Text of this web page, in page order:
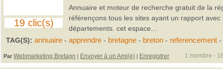
19 clic(s)
Annuaire et moteur de recherche gratuit de la
référençons tous les sites ayant un rapport
départements. cet espace...
TAG(S): annuaire - apprendre - bretagne - breton - referencement -
Par Webmarketing Bretagn | Envoyer à un Ami(e) | Enregistrer 1 membre -